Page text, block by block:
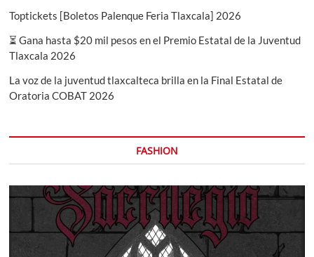
Toptickets [Boletos Palenque Feria Tlaxcala] 2026
⏳ Gana hasta $20 mil pesos en el Premio Estatal de la Juventud
Tlaxcala 2026
La voz de la juventud tlaxcalteca brilla en la Final Estatal de
Oratoria COBAT 2026
FASHION